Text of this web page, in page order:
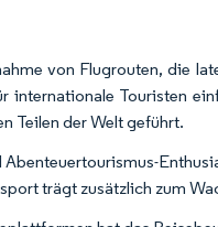
von Flugrouten, die
internationale Touristen
Teilen der Welt geführt.
Abenteuertourismus-
trägt zusätzlich zum